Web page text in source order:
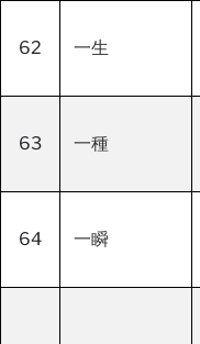
62 一生
63 一種
64 一瞬